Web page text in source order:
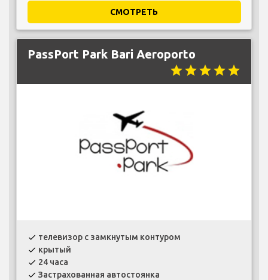
СМОТРЕТЬ
PassPort Park Bari Aeroporto
starstarstarstarstar
check телевизор с замкнутым контуром
check крытый
check 24 часа
check Застрахованная автостоянка